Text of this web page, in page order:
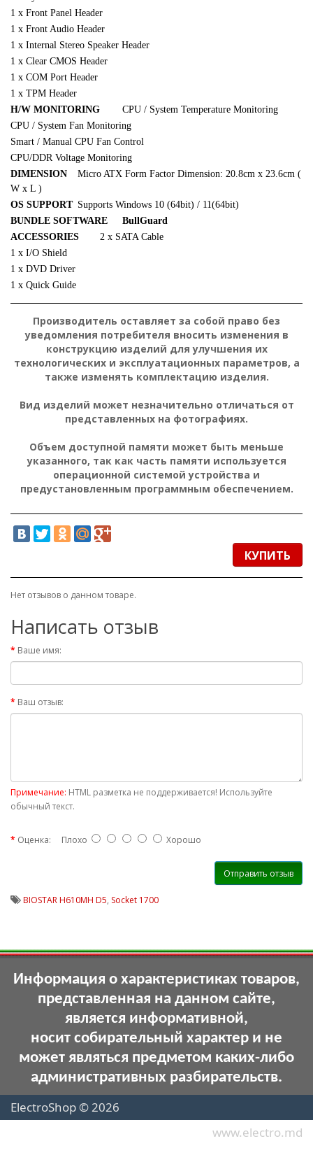
1 x Front Panel Header
1 x Front Audio Header
1 x Internal Stereo Speaker Header
1 x Clear CMOS Header
1 x COM Port Header
1 x TPM Header
H/W MONITORING
CPU / System Temperature Monitoring
CPU / System Fan Monitoring
Smart / Manual CPU Fan Control
CPU/DDR Voltage Monitoring
DIMENSION
Micro ATX Form Factor Dimension: 20.8cm x 23.6cm (
W x L )
OS SUPPORT Supports Windows 10 (64bit) / 11(64bit)
BUNDLE SOFTWARE
BullGuard
ACCESSORIES
2 x SATA Cable
1 x I/O Shield
1 x DVD Driver
1 x Quick Guide
Производитель оставляет за собой право без
уведомления потребителя вносить изменения в
конструкцию изделий для улучшения их
технологических и эксплуатационных параметров, а
также изменять комплектацию изделия.
Вид изделий может незначительно отличаться от
представленных на фотографиях.
Объем доступной памяти может быть меньше
указанного, так как часть памяти используется
операционной системой устройства и
предустановленным программным обеспечением.
КУПИТЬ
Нет отзывов о данном товаре.
Написать отзыв
Ваше имя:
Ваш отзыв:
Примечание: HTML разметка не поддерживается! Используйте
обычный текст.
Оценка: Плохо Хорошо
Отправить отзыв
BIOSTAR H610MH D5, Socket 1700
Информация о характеристиках товаров,
представленная на данном сайте,
является информативной,
носит собирательный характер и не
может являться предметом каких-либо
административных разбирательств.
ElectroShop © 2026
www.electro.md